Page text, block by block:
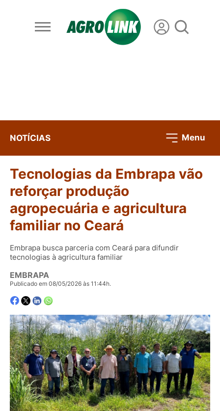
NOTÍCIAS Menu
Tecnologias da Embrapa vão
reforçar produção
agropecuária e agricultura
familiar no Ceará
Embrapa busca parceria com Ceará para difundir
tecnologias à agricultura familiar
EMBRAPA
Publicado em 08/05/2026 às 11:44h.